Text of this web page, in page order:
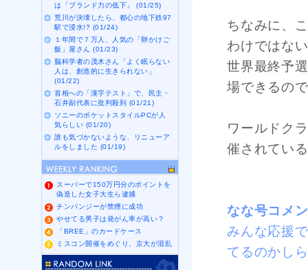
ちなみに、
わけではな
世界最終予
場できるの
ワールドク
催されてい
なな号コ
みんな応援
てるのかし
は「ブランド力の低下」 (01/25)
荒川が決壊したら、都心の地下鉄97
駅で浸水!? (01/24)
１年間で７万人、人気の「卵かけご
飯」屋さん (01/23)
脳科学者の茂木さん「よく眠らない
人は、創造的に生きられない」
(01/22)
首相への「漢字テスト」で、民主・
石井副代表に批判殺到 (01/21)
ソニーのポケットスタイルPCが人
気らしい (01/20)
誰も気づかないような、リニューア
ルをしました (01/19)
スーパーで150万円分のポイントを
偽造した女子大生ら逮捕
チンパンジーが禁煙に成功
やせてる男子は発がん率が高い？
「BREE」のカードケース
ミスコン開催をめぐり、京大が混乱